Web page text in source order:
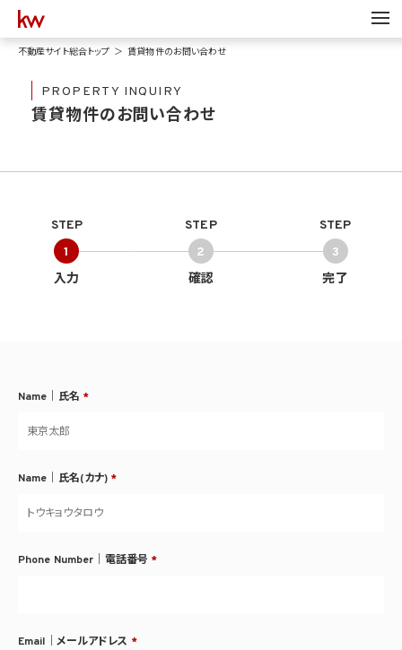
不動産サイト総合トップ 賃貸物件のお問い合わせ
PROPERTY INQUIRY
賃貸物件のお問い合わせ
STEP
1
入力
STEP
2
確認
STEP
3
完了
Name｜氏名 *
Name｜氏名(カナ) *
Phone Number｜電話番号 *
Email｜メールアドレス *